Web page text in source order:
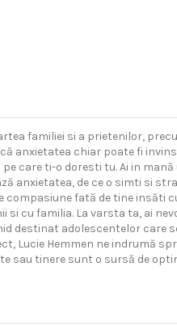
familiei si a prietenilor,
anxietatea chiar poate fi
care ti-o doresti tu. Ai in
anxietatea, de ce o simti si
fată de tine
cu familia. La varsta ta, ai
adolescentelor care
Lucie Hemmen ne indrumă
sau tinere sunt o sursă de